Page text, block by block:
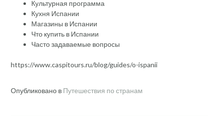
Культурная программа
Кухня Испании
Магазины в Испании
Что купить в Испании
Часто задаваемые вопросы
https://www.caspitours.ru/blog/guides/o-ispanii
Опубликовано в Путешествия по странам